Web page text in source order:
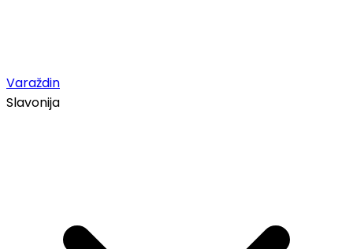
Varaždin
Slavonija